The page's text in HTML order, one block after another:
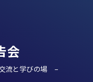
会
流と学びの場